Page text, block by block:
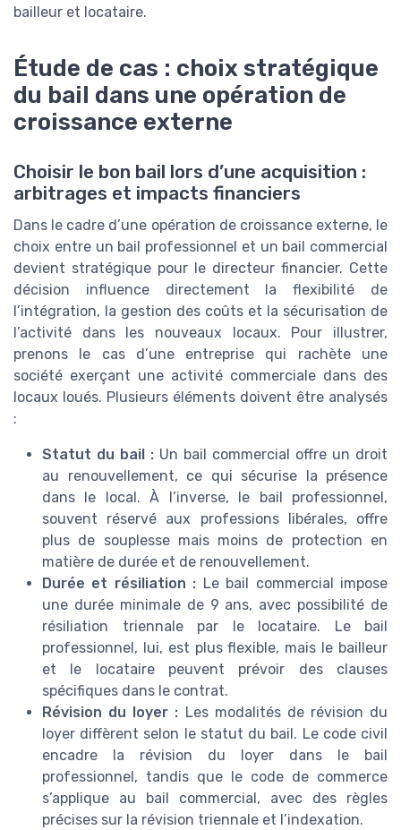
bailleur et locataire.
Étude de cas : choix stratégique
du bail dans une opération de
croissance externe
Choisir le bon bail lors d’une acquisition :
arbitrages et impacts financiers
Dans le cadre d’une opération de croissance externe, le
choix entre un bail professionnel et un bail commercial
devient stratégique pour le directeur financier. Cette
décision influence directement la flexibilité de
l’intégration, la gestion des coûts et la sécurisation de
l’activité dans les nouveaux locaux. Pour illustrer,
prenons le cas d’une entreprise qui rachète une
société exerçant une activité commerciale dans des
locaux loués. Plusieurs éléments doivent être analysés
:
Statut du bail : Un bail commercial offre un droit
au renouvellement, ce qui sécurise la présence
dans le local. À l’inverse, le bail professionnel,
souvent réservé aux professions libérales, offre
plus de souplesse mais moins de protection en
matière de durée et de renouvellement.
Durée et résiliation : Le bail commercial impose
une durée minimale de 9 ans, avec possibilité de
résiliation triennale par le locataire. Le bail
professionnel, lui, est plus flexible, mais le bailleur
et le locataire peuvent prévoir des clauses
spécifiques dans le contrat.
Révision du loyer : Les modalités de révision du
loyer diffèrent selon le statut du bail. Le code civil
encadre la révision du loyer dans le bail
professionnel, tandis que le code de commerce
s’applique au bail commercial, avec des règles
précises sur la révision triennale et l’indexation.